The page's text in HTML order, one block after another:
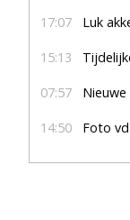
17:07 Luk
15:13
07:57 Nieuwe
14:50 Foto